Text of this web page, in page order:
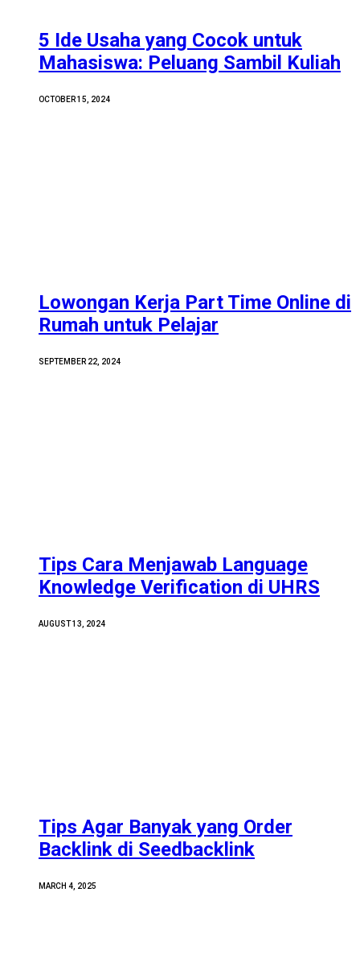
5 Ide Usaha yang Cocok untuk
Mahasiswa: Peluang Sambil Kuliah
OCTOBER 15, 2024
Lowongan Kerja Part Time Online di
Rumah untuk Pelajar
SEPTEMBER 22, 2024
Tips Cara Menjawab Language
Knowledge Verification di UHRS
AUGUST 13, 2024
Tips Agar Banyak yang Order
Backlink di Seedbacklink
MARCH 4, 2025